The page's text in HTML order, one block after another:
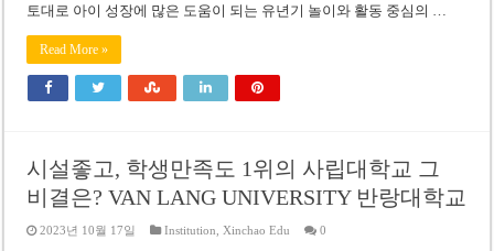
토대로 아이 성장에 많은 도움이 되는 유년기 놀이와 활동 중심의 …
Read More »
시설좋고, 학생만족도 1위의 사립대학교 그
비결은? VAN LANG UNIVERSITY 반랑대학교
2023년 10월 17일 Institution,Xinchao Edu 0